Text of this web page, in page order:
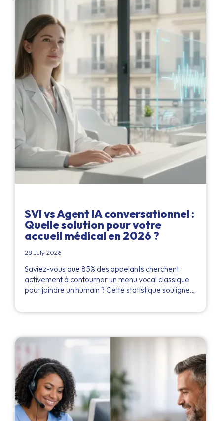
SVI vs Agent IA conversationnel :
Quelle solution pour votre
accueil médical en 2026 ?
28 July 2026
Saviez-vous que 85% des appelants cherchent
activement à contourner un menu vocal classique
pour joindre un humain ? Cette statistique souligne…